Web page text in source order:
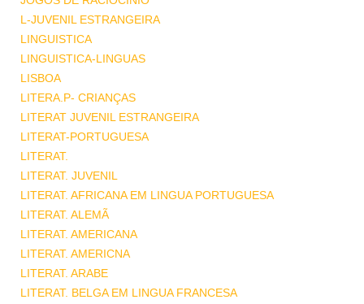
L-JUVENIL ESTRANGEIRA
LINGUISTICA
LINGUISTICA-LINGUAS
LISBOA
LITERA.P- CRIANÇAS
LITERAT JUVENIL ESTRANGEIRA
LITERAT-PORTUGUESA
LITERAT.
LITERAT. JUVENIL
LITERAT. AFRICANA EM LINGUA PORTUGUESA
LITERAT. ALEMÃ
LITERAT. AMERICANA
LITERAT. AMERICNA
LITERAT. ARABE
LITERAT. BELGA EM LINGUA FRANCESA